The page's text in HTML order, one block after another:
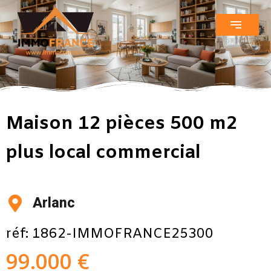
Maison 12 pièces 500 m2
plus local commercial
Arlanc
réf: 1862-IMMOFRANCE25300
99.000 €